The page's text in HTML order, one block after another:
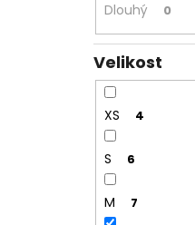
Dlouhý 0
Velikost
XS 4
S 6
M 7